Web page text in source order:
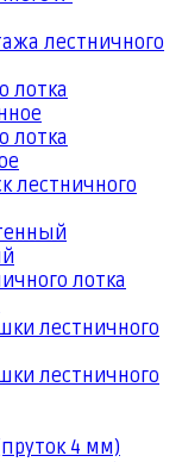
лестничного
лотка
лотка
лестничного
лотка
лестничного
лестничного
4 мм)